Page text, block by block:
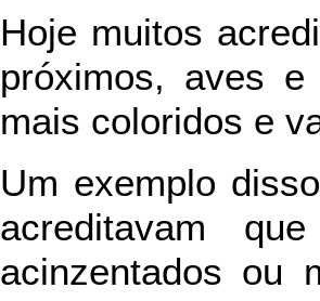
Hoje muitos
próximos, aves
mais coloridos e
Um exemplo
acreditavam
acinzentados ou